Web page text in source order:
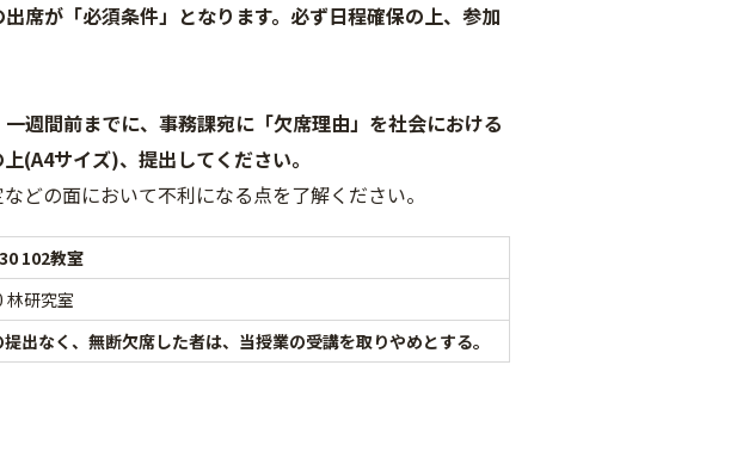
席が「必須条件」となります。必ず日程確保の上、参加
一週間前までに、事務課宛に「欠席理由」を社会における
(A4サイズ)、提出してください。
の面において不利になる点を了解ください。
102教室
林研究室
出なく、無断欠席した者は、当授業の受講を取りやめとする。